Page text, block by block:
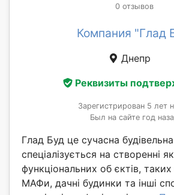
0 отзывов
Компания "Глад
Днепр
Реквизиты
Зарегистрирован 5 лет
Был на сайте год
Глад Буд це сучасна
спеціалізується на створенні
функціональних об єктів,
МАФи, дачні будинки та інші